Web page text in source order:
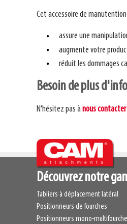
Cet accessoire de manutention
assure une
augmente votre
réduit les dommages
Besoin de plus
N'hésitez pas ànous contacter
Découvrez notre
Tabliers à déplacement latéral
Positionneurs de fourches
Positionneurs mono-